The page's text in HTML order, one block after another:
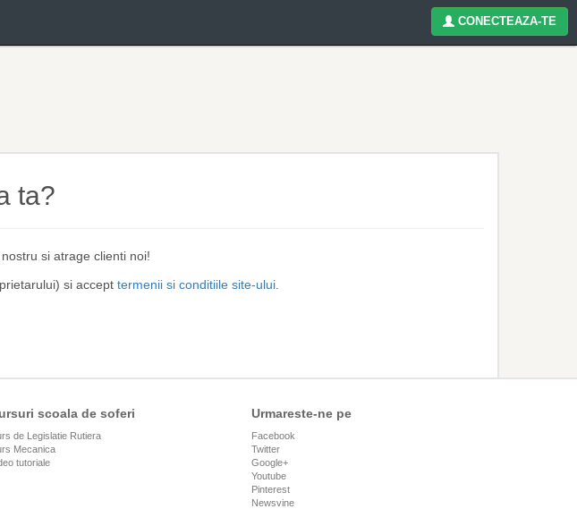
CONECTEAZA-TE
ta?
si atrage clienti noi!
si accept termenii si conditiile site-ului
scoala de soferi
de Legislatie Rutiera
Mecanica
tutoriale
Urmareste-ne pe
Facebook
Twitter
Google+
Youtube
Pinterest
Newsvine